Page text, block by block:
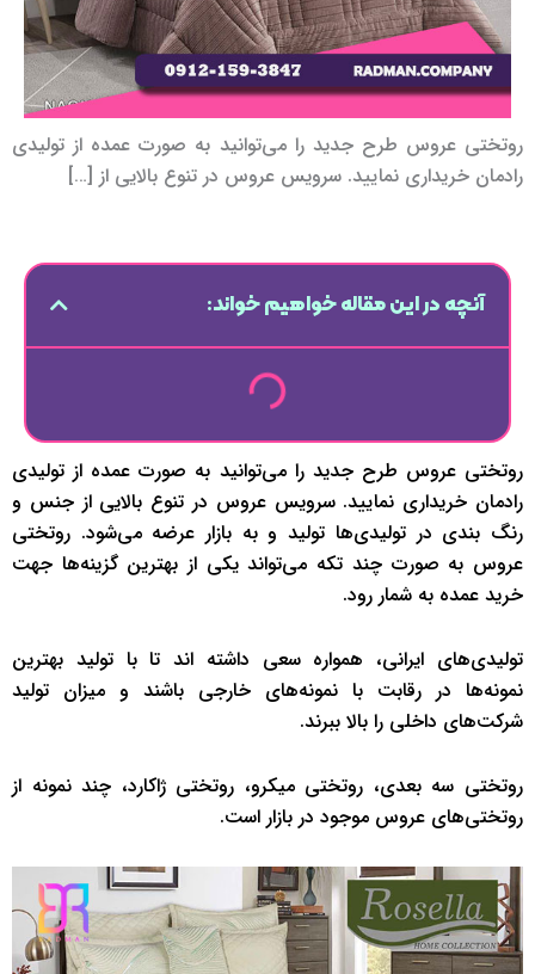
روتختی عروس طرح جدید را می‌توانید به صورت عمده از تولیدی
رادمان خریداری نمایید. سرویس عروس در تنوع بالایی از […]
آنچه در این مقاله خواهیم خواند:
روتختی عروس طرح جدید را می‌توانید به صورت عمده از تولیدی
رادمان خریداری نمایید. سرویس عروس در تنوع بالایی از جنس و
رنگ بندی در تولیدی‌ها تولید و به بازار عرضه می‌شود. روتختی
عروس به صورت چند تکه می‌تواند یکی از بهترین گزینه‌ها جهت
خرید عمده به شمار رود.
تولیدی‌های ایرانی، همواره سعی داشته اند تا با تولید بهترین
نمونه‌ها در رقابت با نمونه‌های خارجی باشند و میزان تولید
شرکت‌های داخلی را بالا ببرند.
روتختی سه بعدی، روتختی میکرو، روتختی ژاکارد، چند نمونه از
روتختی‌‌های عروس موجود در بازار است.